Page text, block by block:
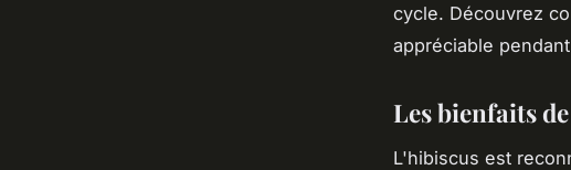
cycle. Découvrez
appréciable
Les bienfaits
L'hibiscus est